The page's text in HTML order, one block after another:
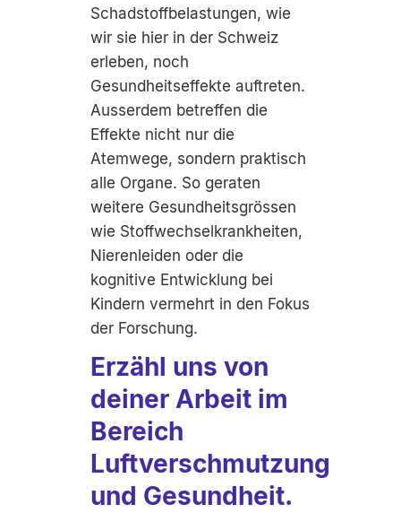
Schadstoffbelastungen, wie
wir sie hier in der Schweiz
erleben, noch
Gesundheitseffekte auftreten.
Ausserdem betreffen die
Effekte nicht nur die
Atemwege, sondern praktisch
alle Organe. So geraten
weitere Gesundheitsgrössen
wie Stoffwechselkrankheiten,
Nierenleiden oder die
kognitive Entwicklung bei
Kindern vermehrt in den Fokus
der Forschung.
Erzähl uns von
deiner Arbeit im
Bereich
Luftverschmutzung
und Gesundheit.